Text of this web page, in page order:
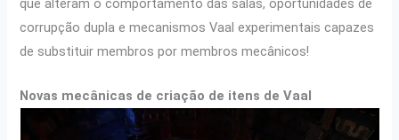
que alteram o comportamento das salas, oportunidades de
corrupção dupla e mecanismos Vaal experimentais capazes
de substituir membros por membros mecânicos!
Novas mecânicas de criação de itens de Vaal